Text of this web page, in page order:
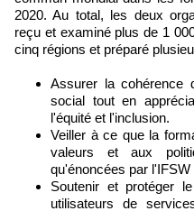
2020. Au total, les deux
reçu et examiné plus de 1
cinq régions et préparé
Assurer la cohérence
social tout en
l'équité et l'inclusion.
Veiller à ce que la
valeurs et aux
qu'énoncées par l'IFSW
Soutenir et protéger
utilisateurs de